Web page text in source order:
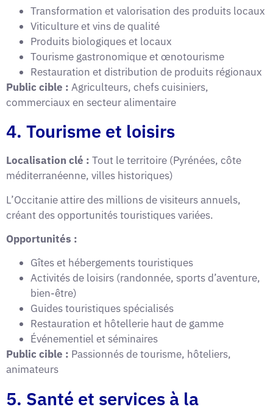
Transformation et valorisation des produits locaux
Viticulture et vins de qualité
Produits biologiques et locaux
Tourisme gastronomique et œnotourisme
Restauration et distribution de produits régionaux
Public cible : Agriculteurs, chefs cuisiniers,
commerciaux en secteur alimentaire
4. Tourisme et loisirs
Localisation clé : Tout le territoire (Pyrénées, côte
méditerranéenne, villes historiques)
L’Occitanie attire des millions de visiteurs annuels,
créant des opportunités touristiques variées.
Opportunités :
Gîtes et hébergements touristiques
Activités de loisirs (randonnée, sports d’aventure,
bien-être)
Guides touristiques spécialisés
Restauration et hôtellerie haut de gamme
Événementiel et séminaires
Public cible : Passionnés de tourisme, hôteliers,
animateurs
5. Santé et services à la